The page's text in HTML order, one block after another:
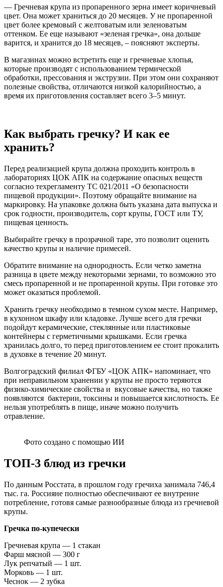
— Гречневая крупа из пропаренного зерна имеет коричневый
цвет. Она может храниться до 20 месяцев. У не пропаренной
цвет более кремовый с желтоватым или зеленоватым
оттенком. Ее еще называют «зеленая гречка», она дольше
варится, и хранится до 18 месяцев, – поясняют эксперты.
В магазинах можно встретить еще и гречневые хлопья,
которые производят с использованием термической
обработки, прессования и экструзии. При этом они сохраняют
полезные свойства, отличаются низкой калорийностью, а
время их приготовления составляет всего 3–5 минут.
Как выбрать гречку? И как ее
хранить?
Перед реализацией крупа должна проходить контроль в
лабораториях ЦОК АПК на содержание опасных веществ
согласно техрегламенту ТС 021/2011 «О безопасности
пищевой продукции». Поэтому обращайте внимание на
маркировку. На упаковке должна быть указана дата выпуска и
срок годности, производитель, сорт крупы, ГОСТ или ТУ,
пищевая ценность.
Выбирайте гречку в прозрачной таре, это позволит оценить
качество крупы и наличие примесей.
Обратите внимание на однородность. Если четко заметна
разница в цвете между некоторыми зернами, то возможно это
смесь пропаренной и не пропаренной крупы. При готовке это
может оказаться проблемой.
Хранить гречку необходимо в темном сухом месте. Например,
в кухонном шкафу или кладовке. Лучше всего для гречки
подойдут керамические, стеклянные или пластиковые
контейнеры с герметичными крышками. Если гречка
хранилась долго, то перед приготовлением ее стоит прокалить
в духовке в течение 20 минут.
Волгоградский филиал ФГБУ «ЦОК АПК» напоминает, что
при неправильном хранении у крупы не просто теряются
физико-химические свойства и вкусовые качества, но также
появляются бактерии, токсины и повышается кислотность. Ее
нельзя употреблять в пище, иначе можно получить
отравление.
Фото создано с помощью ИИ
ТОП-3 блюд из гречки
По данным Росстата, в прошлом году гречиха занимала 746,4
тыс. га. Россияне полностью обеспечивают ее внутренне
потребление, готовя самые разнообразные блюда из гречневой
крупы.
Гречка по-купечески
Гречневая крупа — 1 стакан
Фарш мясной — 300 г
Лук репчатый — 1 шт.
Морковь — 1 шт.
Чеснок — 2 зубка